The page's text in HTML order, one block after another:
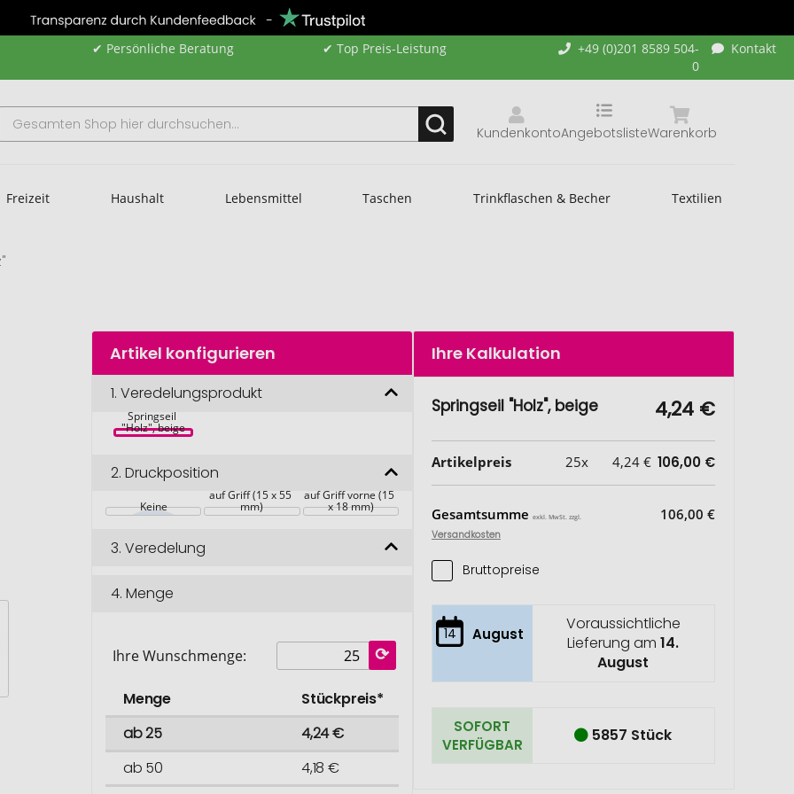
✔ Persönliche Beratung ✔ Top Preis-Leistung
+49 (0)201 8589 504-
0
Kontakt
Kundenkonto Warenkorb
Angebotsliste
Freizeit Haushalt Lebensmittel Taschen Trinkflaschen & Becher Textilien
Artikel konfigurieren
1.Veredelungsprodukt
Springseil
"Holz", beige
2.Druckposition
Keine
auf Griff (15 x 55
mm)
auf Griff vorne (15
x 18 mm)
3.Veredelung
4.Menge
Ihre Wunschmenge:
Menge
Stückpreis*
ab 25
4,24 €
ab 50
4,18 €
Ihre Kalkulation
Springseil "Holz", beige 4,24 €
Artikelpreis 25x 4,24 € 106,00 €
Gesamtsumme exkl. MwSt. zzgl.
Versandkosten
106,00 €
Bruttopreise
14 August
Voraussichtliche
Lieferung am14.
August
SOFORT
VERFÜGBAR
5857 Stück